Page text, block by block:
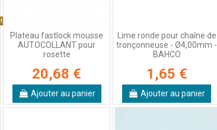
Plateau fastlock mousse
AUTOCOLLANT pour
rosette
20,68 €
Ajouter au panier
Lime ronde pour chaîne de
tronçonneuse - Ø4,00mm -
BAHCO
1,65 €
Ajouter au panier